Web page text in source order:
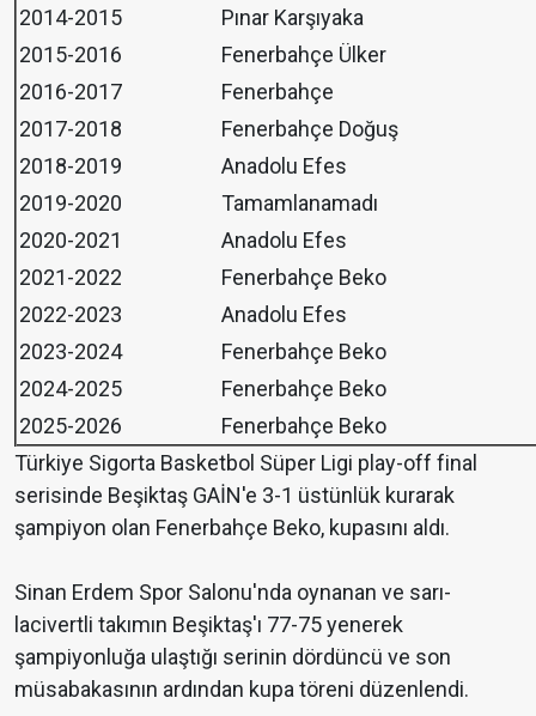
2014-2015
Pınar Karşıyaka
2015-2016
Fenerbahçe Ülker
2016-2017
Fenerbahçe
2017-2018
Fenerbahçe Doğuş
2018-2019
Anadolu Efes
2019-2020
Tamamlanamadı
2020-2021
Anadolu Efes
2021-2022
Fenerbahçe Beko
2022-2023
Anadolu Efes
2023-2024
Fenerbahçe Beko
2024-2025
Fenerbahçe Beko
2025-2026
Fenerbahçe Beko
Türkiye Sigorta Basketbol Süper Ligi play-off final
serisinde Beşiktaş GAİN'e 3-1 üstünlük kurarak
şampiyon olan Fenerbahçe Beko, kupasını aldı.
Sinan Erdem Spor Salonu'nda oynanan ve sarı-
lacivertli takımın Beşiktaş'ı 77-75 yenerek
şampiyonluğa ulaştığı serinin dördüncü ve son
müsabakasının ardından kupa töreni düzenlendi.